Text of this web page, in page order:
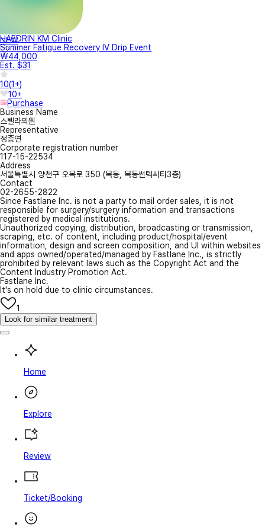
NEW
HAEDRIN KM Clinic
Summer Fatigue Recovery IV Drip Event
₩44,000
Est. $31
10(1+)
10+
Purchase
Business Name
스텔라의원
Representative
정종연
Corporate registration number
117-15-22534
Address
서울특별시 양천구 오목로 350 (목동, 목동썬텍씨티3층)
Contact
02-2655-2822
Since Fastlane Inc. is not a party to mail order sales, it is not
responsible for surgery/surgery information and transactions
registered by medical institutions.
Unauthorized copying, distribution, broadcasting or transmission,
scraping, etc. of content, including product/hospital/event
information, design and screen composition, and UI within websites
and apps owned/operated/managed by Fastlane Inc., is strictly
prohibited by relevant laws such as the Copyright Act and the
Content Industry Promotion Act.
Fastlane Inc.
It's on hold due to clinic circumstances.
1
Look for similar treatment
Home
Explore
Review
Ticket/Booking